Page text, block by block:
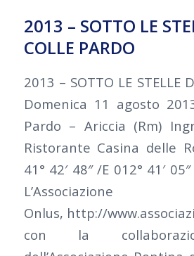
2013 – SOTTO LE
COLLE PARDO
2013 – SOTTO LE STELLE
Domenica 11 agosto
Pardo – Ariccia (Rm)
Ristorante Casina delle
41° 42′ 48″ /E 012° 41′
L’Associazione
Onlus, http://
con la